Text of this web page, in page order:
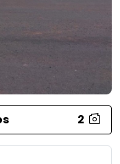
2